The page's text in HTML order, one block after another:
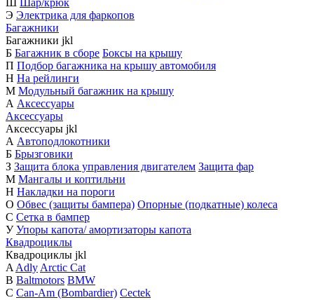
Ш Шар/крюк
Э Электрика для фаркопов
Багажники
Багажники jkl
Б Багажник в сборе Боксы на крышу
П Подбор багажника на крышу автомобиля
Н На рейлинги
М Модульный багажник на крышу
А Аксессуары
Аксессуары
Аксессуары jkl
А Автоподлокотники
Б Брызговики
З Защита блока управления двигателем Защита фар
М Мангалы и коптильни
Н Накладки на пороги
О Обвес (защиты бампера) Опорные (подкатные) колеса
С Сетка в бампер
У Упоры капота/ амортизаторы капота
Квадроциклы
Квадроциклы jkl
A Adly Arctic Cat
B Baltmotors BMW
C Can-Am (Bombardier) Cectek